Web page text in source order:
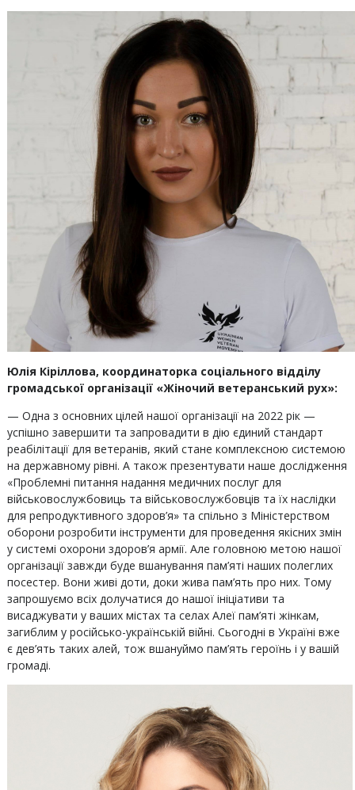
Юлія Кіріллова, координаторка соціального відділу
громадської організації «Жіночий ветеранський рух»:
— Одна з основних цілей нашої організації на 2022 рік —
успішно завершити та запровадити в дію єдиний стандарт
реабілітації для ветеранів, який стане комплексною системою
на державному рівні. А також презентувати наше дослідження
«Проблемні питання надання медичних послуг для
військовослужбовиць та військовослужбовців та їх наслідки
для репродуктивного здоров’я» та спільно з Міністерством
оборони розробити інструменти для проведення якісних змін
у системі охорони здоров’я армії. Але головною метою нашої
організації завжди буде вшанування пам’яті наших полеглих
посестер. Вони живі доти, доки жива пам’ять про них. Тому
запрошуємо всіх долучатися до нашої ініціативи та
висаджувати у ваших містах та селах Алеї пам’яті жінкам,
загиблим у російсько-українській війні. Сьогодні в Україні вже
є дев’ять таких алей, тож вшануймо пам’ять героїнь і у вашій
громаді.